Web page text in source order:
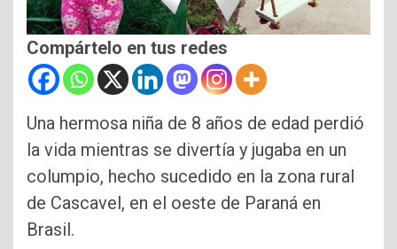
Compártelo en tus redes
Una hermosa niña de 8 años de edad perdió
la vida mientras se divertía y jugaba en un
columpio, hecho sucedido en la zona rural
de Cascavel, en el oeste de Paraná en
Brasil.